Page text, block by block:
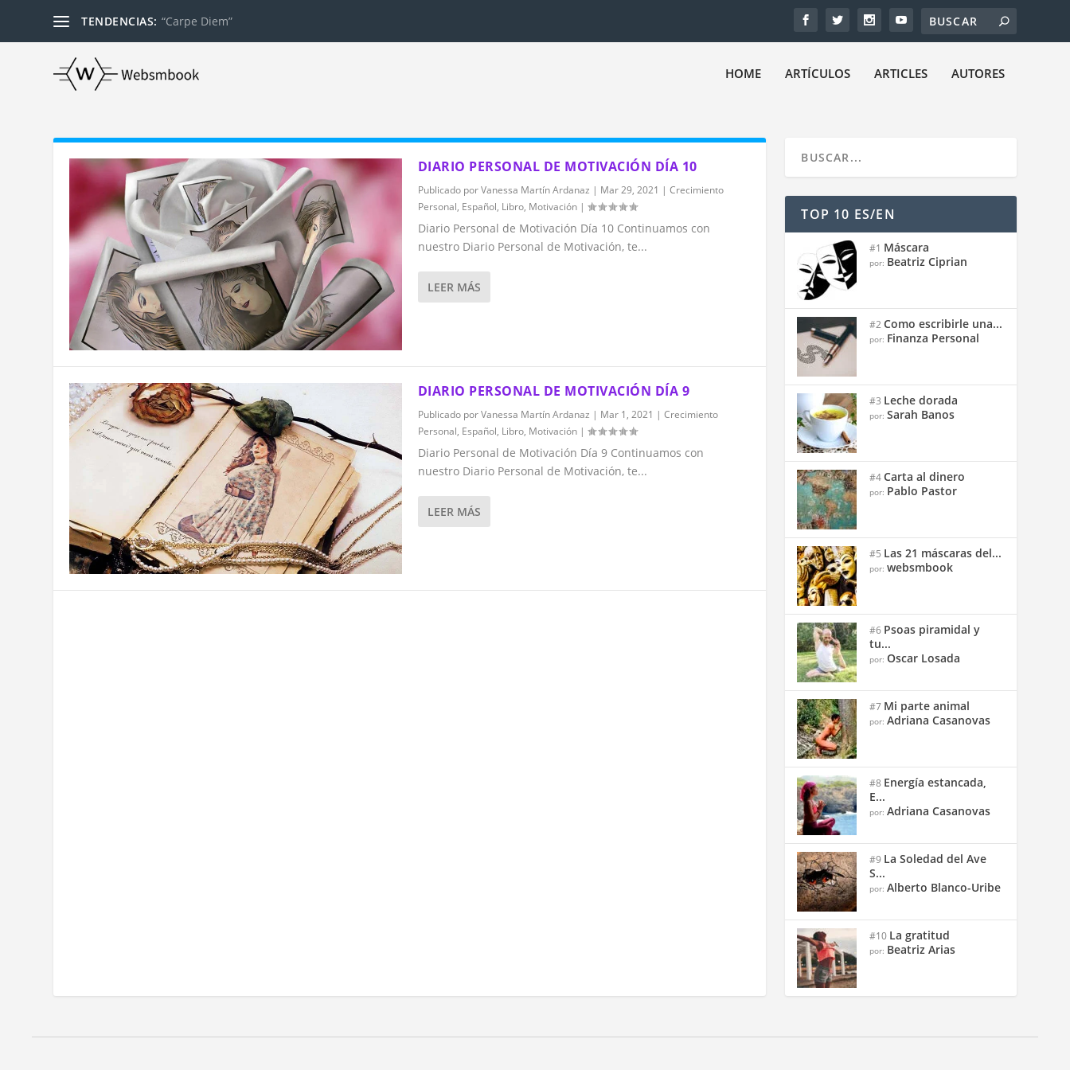
TENDENCIAS: “Carpe Diem”
HOME ARTÍCULOS ARTICLES AUTORES
DIARIO PERSONAL DE MOTIVACIÓN DÍA 10
Publicado porVanessa Martín Ardanaz | Mar 29, 2021 | Crecimiento
Personal, Español, Libro, Motivación|
Diario Personal de Motivación Día 10 Continuamos con
nuestro Diario Personal de Motivación, te...
LEER MÁS
DIARIO PERSONAL DE MOTIVACIÓN DÍA 9
Publicado porVanessa Martín Ardanaz | Mar 1, 2021 | Crecimiento
Personal, Español, Libro, Motivación|
Diario Personal de Motivación Día 9 Continuamos con
nuestro Diario Personal de Motivación, te...
LEER MÁS
TOP 10 ES/EN
#1 Máscara
por: Beatriz Ciprian
#2Como escribirle una...
por: Finanza Personal
#3 Leche dorada
por:Sarah Banos
#4Carta al dinero
por: Pablo Pastor
#5 Las 21 máscaras del...
por:websmbook
#6 Psoas piramidal y
tu...
por:Oscar Losada
#7 Mi parte animal
por:Adriana Casanovas
#8 Energía estancada,
E...
por:Adriana Casanovas
#9 La Soledad del Ave
S...
por:Alberto Blanco-Uribe
#10 La gratitud
por: Beatriz Arias